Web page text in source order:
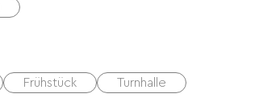
Frühstück
Turnhalle